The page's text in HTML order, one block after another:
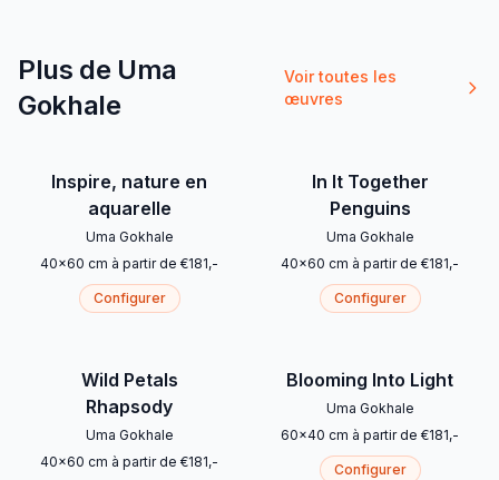
Plus de Uma
Gokhale
Voir toutes les
œuvres
Inspire, nature en
aquarelle
Uma Gokhale
40x60 cm à partir de €181,-
Configurer
In It Together
Penguins
Uma Gokhale
40x60 cm à partir de €181,-
Configurer
Wild Petals
Rhapsody
Uma Gokhale
40x60 cm à partir de €181,-
Blooming Into Light
Uma Gokhale
60x40 cm à partir de €181,-
Configurer